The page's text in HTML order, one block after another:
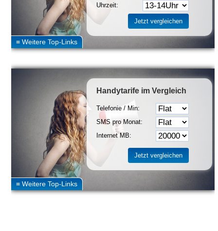
Uhrzeit:
Handytarife im Vergleich
Telefonie / Min:
SMS pro Monat:
Internet MB: